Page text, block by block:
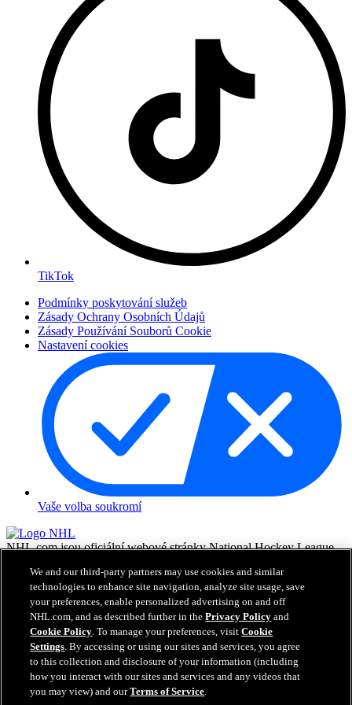
TikTok
Podmínky poskytování služeb
Zásady Ochrany Osobních Údajů
Zásady Používání Souborů Cookie
Nastavení cookies
Vaše volba soukromí
NHL.com jsou oficiální webové stránky National Hockey League.
vlastnictvím NHL a příslušných klubů a nesmějí být reprodukovány
bez předchozího písemného souhlasu NHL Enterprises, L.P. © NHL
2026. Všechna práva vyhrazena. Všechny dresy týmů NHL
customizované jmény a čísly hráčů NHL jsou oficiálně licencované
NHL a NHLPA. Vodoznak Zamboni a konfigurace Zamboni ice
resurfacing machine jsou registrované obchodní známky Frank J.
Zamboni & Co., Inc.© Frank J. Zamboni & Co., Inc. 2026.
Všechna práva vyhrazena. Jakékoliv obchodní známky či copyright
jsou vlastnictvím příslušných majitelů. Všechna práva vyhrazena.
We and our third-party partners may use cookies and similar
technologies to enhance site navigation, analyze site usage, save
your preferences, enable personalized advertising on and off
NHL.com, and as described further in thePrivacy Policy and
Cookie Policy. To manage your preferences, visitCookie
Settings. By accessing or using our sites and services, you agree
to this collection and disclosure of your information (including
how you interact with our sites and services and any videos that
you may view) and ourTerms of Service.